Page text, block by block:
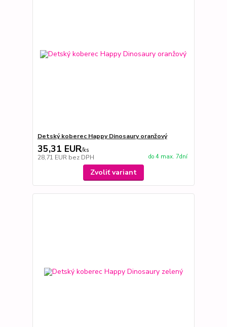
Detský koberec Happy Dinosaury oranžový
35,31 EUR/ks
28,71 EUR bez DPH do 4 max. 7dní
Zvoliť variant